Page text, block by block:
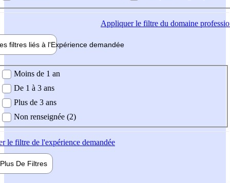
Appliquerle filtre du domaine
filtres liés à l'Expérience demandée
demandée
Moins de 1 an
De 1 à 3 ans
Plus de 3 ans
Non renseignée (2)
le filtre de l'expérience demandée
Plus De Filtres